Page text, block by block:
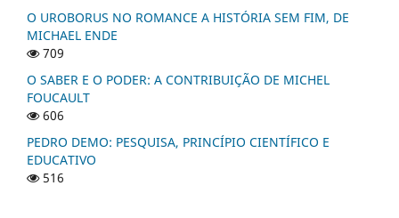
O UROBORUS NO ROMANCE A HISTÓRIA SEM FIM, DE
MICHAEL ENDE
709
O SABER E O PODER: A CONTRIBUIÇÃO DE MICHEL
FOUCAULT
606
PEDRO DEMO: PESQUISA, PRINCÍPIO CIENTÍFICO E
EDUCATIVO
516